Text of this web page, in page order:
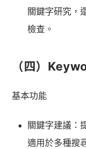
關鍵字研究，
檢查。
（四）
基本功能
關鍵字建議：
適用於多種搜